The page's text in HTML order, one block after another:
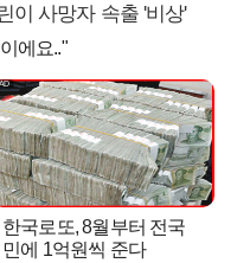
이 사망자 속출 '비상'
에요.."
한국로또, 8월부터 전국
민에 1억원씩 준다